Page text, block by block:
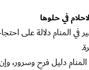
في حلوها
في المنام دلالة على
دليل فرحٍ وسرور،